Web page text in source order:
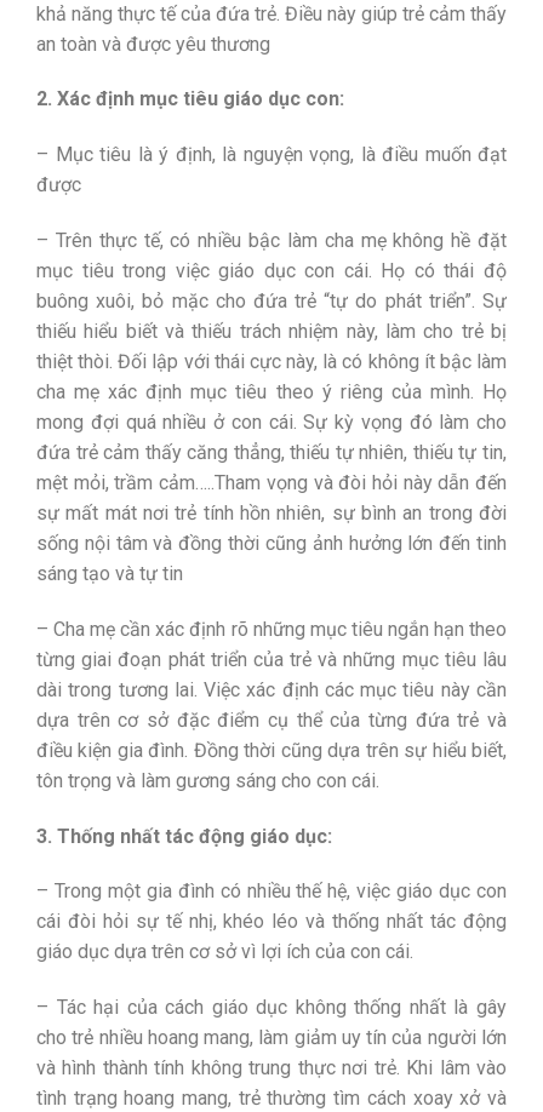
khả năng thực tế của đứa trẻ. Điều này giúp trẻ cảm thấy
an toàn và được yêu thương
2. Xác định mục tiêu giáo dục con:
– Mục tiêu là ý định, là nguyện vọng, là điều muốn đạt
được
– Trên thực tế, có nhiều bậc làm cha mẹ không hề đặt
mục tiêu trong việc giáo dục con cái. Họ có thái độ
buông xuôi, bỏ mặc cho đứa trẻ “tự do phát triển”. Sự
thiếu hiểu biết và thiếu trách nhiệm này, làm cho trẻ bị
thiệt thòi. Đối lập với thái cực này, là có không ít bậc làm
cha mẹ xác định mục tiêu theo ý riêng của mình. Họ
mong đợi quá nhiều ở con cái. Sự kỳ vọng đó làm cho
đứa trẻ cảm thấy căng thẳng, thiếu tự nhiên, thiếu tự tin,
mệt mỏi, trầm cảm…..Tham vọng và đòi hỏi này dẫn đến
sự mất mát nơi trẻ tính hồn nhiên, sự bình an trong đời
sống nội tâm và đồng thời cũng ảnh hưởng lớn đến tinh
sáng tạo và tự tin
– Cha mẹ cần xác định rõ những mục tiêu ngắn hạn theo
từng giai đoạn phát triển của trẻ và những mục tiêu lâu
dài trong tương lai. Việc xác định các mục tiêu này cần
dựa trên cơ sở đặc điểm cụ thể của từng đứa trẻ và
điều kiện gia đình. Đồng thời cũng dựa trên sự hiểu biết,
tôn trọng và làm gương sáng cho con cái.
3. Thống nhất tác động giáo dục:
– Trong một gia đình có nhiều thế hệ, việc giáo dục con
cái đòi hỏi sự tế nhị, khéo léo và thống nhất tác động
giáo dục dựa trên cơ sở vì lợi ích của con cái.
– Tác hại của cách giáo dục không thống nhất là gây
cho trẻ nhiều hoang mang, làm giảm uy tín của người lớn
và hình thành tính không trung thực nơi trẻ. Khi lâm vào
tình trạng hoang mang, trẻ thường tìm cách xoay xở và